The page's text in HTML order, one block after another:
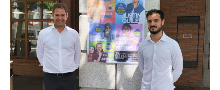
2023
en
Torrejón
de
Ardoz:
¡comienza